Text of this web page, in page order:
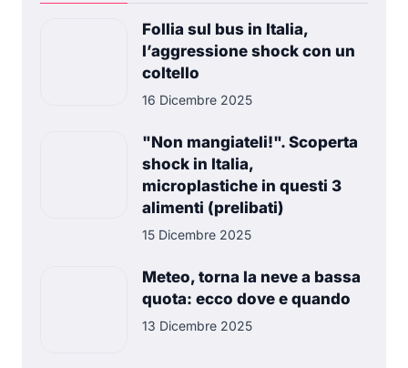
Follia sul bus in Italia,
l’aggressione shock con un
coltello
16 Dicembre 2025
"Non mangiateli!". Scoperta
shock in Italia,
microplastiche in questi 3
alimenti (prelibati)
15 Dicembre 2025
Meteo, torna la neve a bassa
quota: ecco dove e quando
13 Dicembre 2025